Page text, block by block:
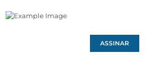
ASSINAR